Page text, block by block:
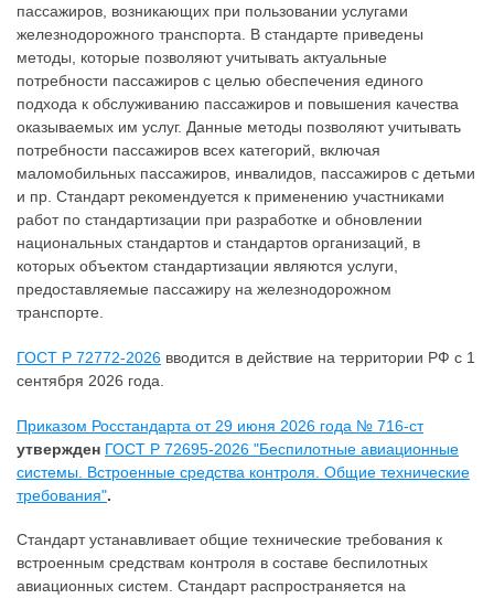
пассажиров, возникающих при пользовании услугами
железнодорожного транспорта. В стандарте приведены
методы, которые позволяют учитывать актуальные
потребности пассажиров с целью обеспечения единого
подхода к обслуживанию пассажиров и повышения качества
оказываемых им услуг. Данные методы позволяют учитывать
потребности пассажиров всех категорий, включая
маломобильных пассажиров, инвалидов, пассажиров с детьми
и пр. Стандарт рекомендуется к применению участниками
работ по стандартизации при разработке и обновлении
национальных стандартов и стандартов организаций, в
которых объектом стандартизации являются услуги,
предоставляемые пассажиру на железнодорожном
транспорте.
ГОСТ Р 72772-2026 вводится в действие на территории РФ с 1
сентября 2026 года.
Приказом Росстандарта от 29 июня 2026 года № 716-ст
утвержден ГОСТ Р 72695-2026 "Беспилотные авиационные
системы. Встроенные средства контроля. Общие технические
требования".
Стандарт устанавливает общие технические требования к
встроенным средствам контроля в составе беспилотных
авиационных систем. Стандарт распространяется на